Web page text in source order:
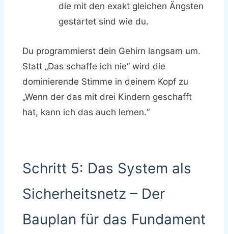
die mit den exakt gleichen Ängsten
gestartet sind wie du.
Du programmierst dein Gehirn langsam um.
Statt „Das schaffe ich nie“ wird die
dominierende Stimme in deinem Kopf zu
„Wenn der das mit drei Kindern geschafft
hat, kann ich das auch lernen.“
Schritt 5: Das System als
Sicherheitsnetz – Der
Bauplan für das Fundament